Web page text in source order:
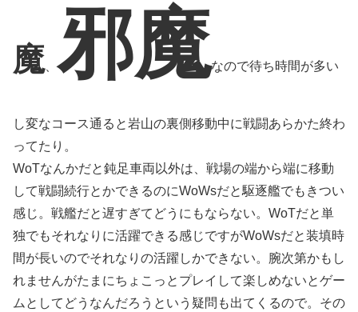
魔、邪魔なので待ち時間が多い
し変なコース通ると岩山の裏側移動中に戦闘あらかた終わ
ってたり。
WoTなんかだと鈍足車両以外は、戦場の端から端に移動
して戦闘続行とかできるのにWoWsだと駆逐艦でもきつい
感じ。戦艦だと遅すぎてどうにもならない。WoTだと単
独でもそれなりに活躍できる感じですがWoWsだと装填時
間が長いのでそれなりの活躍しかできない。腕次第かもし
れませんがたまにちょこっとプレイして楽しめないとゲー
ムとしてどうなんだろうという疑問も出てくるので。その